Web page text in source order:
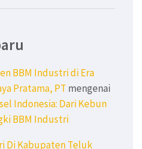
BBM Industri di Era
Pratama, PT mengenai
Indonesia: Dari Kebun
BBM Industri
Di Kabupaten Teluk